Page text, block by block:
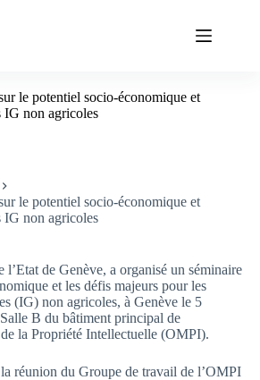
le potentiel socio-économique et
IG non agricoles
le potentiel socio-économique et
IG non agricoles
de Genève, a organisé un séminaire
et les défis majeurs pour les
(IG) non agricoles, à Genève le 5
B du bâtiment principal de
la Propriété Intellectuelle (OMPI).
réunion du Groupe de travail de l’OMPI